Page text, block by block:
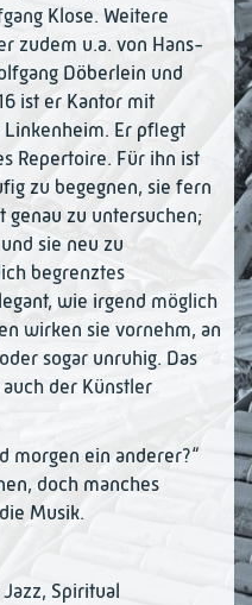
Klose. Weitere
zudem u.a. von Hans-
Döberlein und
ist er Kantor mit
Er pflegt
Repertoire. Für ihn ist
zu begegnen, sie fern
genau zu untersuchen;
sie neu zu
begrenztes
wie irgend möglich
wirken sie vornehm, an
sogar unruhig. Das
der Künstler
morgen ein anderer?“
doch manches
Musik.
Jazz, Spiritual